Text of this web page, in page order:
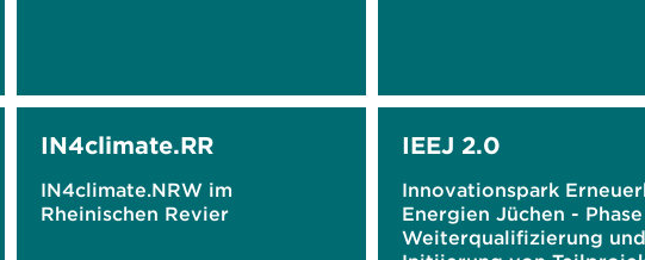
IN4climate.RR
IN4climate.NRW im
Rheinischen Revier
IEEJ 2.0
Innovationspark
Energien Jüchen -
Weiterqualifizierung und